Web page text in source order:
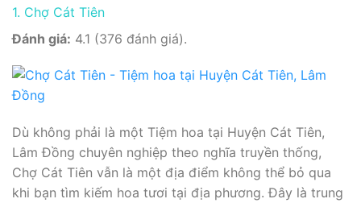
1. Chợ Cát Tiên
Đánh giá: 4.1 (376 đánh giá).
Dù không phải là một Tiệm hoa tại Huyện Cát Tiên,
Lâm Đồng chuyên nghiệp theo nghĩa truyền thống,
Chợ Cát Tiên vẫn là một địa điểm không thể bỏ qua
khi bạn tìm kiếm hoa tươi tại địa phương. Đây là trung